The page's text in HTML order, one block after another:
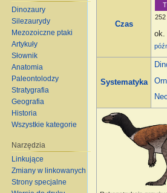
Czas
252
ok.
Systematyka
Dinozaury
Silezaurydy
Mezozoiczne ptaki
Artykuły
Słownik
Anatomia
Paleontolodzy
Stratygrafia
Geografia
Historia
Wszystkie kategorie
Narzędzia
Linkujące
Zmiany w linkowanych
Strony specjalne